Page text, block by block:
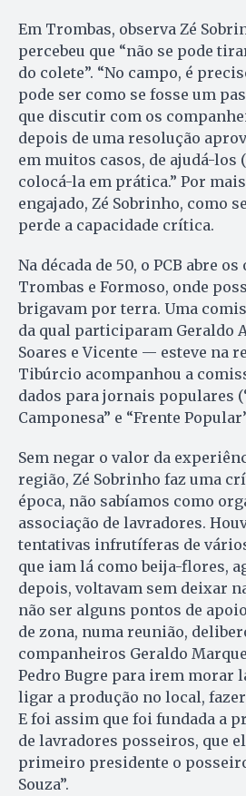
Em Trombas, observa Zé
percebeu que “não se pode
do colete”. “No campo, é
pode ser como se fosse um
que discutir com os
depois de uma resolução
em muitos casos, de ajudá-los
colocá-la em prática.” Por
engajado, Zé Sobrinho, como
perde a capacidade crítica.
Na década de 50, o PCB abre
Trombas e Formoso, onde
brigavam por terra. Uma
da qual participaram Geraldo
Soares e Vicente — esteve na
Tibúrcio acompanhou a
dados para jornais populares
Camponesa” e “Frente
Sem negar o valor da
região, Zé Sobrinho faz uma
época, não sabíamos como
associação de lavradores.
tentativas infrutíferas de
que iam lá como beija-flores,
depois, voltavam sem deixar
não ser alguns pontos de
de zona, numa reunião,
companheiros Geraldo
Pedro Bugre para irem morar
ligar a produção no local,
E foi assim que foi fundada a
de lavradores posseiros, que
primeiro presidente o
Souza”.